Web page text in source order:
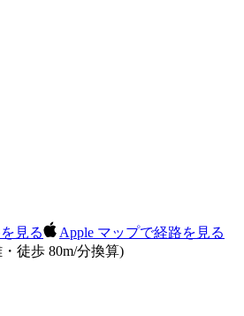
見る
Apple マップで経路を見る
徒歩 80m/分換算)